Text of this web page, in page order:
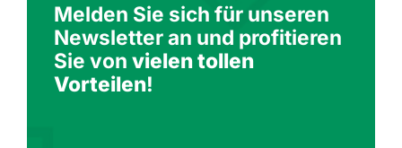
Melden Sie sich für unseren
Newsletter an und profitieren
Sie von vielen tollen
Vorteilen!